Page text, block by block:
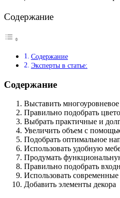
Содержание
Содержание
Эксперты в статье:
Содержание
Выставить
Правильно подобрать
Выбрать практичные и
Увеличить объем с
Подобрать оптимальное
Использовать удобную
Продумать
Правильно подобрать
Использовать
Добавить элементы декора